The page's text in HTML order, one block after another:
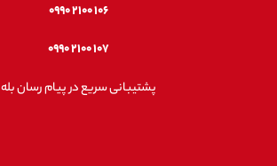
۱۰۶ ۲۱۰۰ ۰۹۹۰
۱۰۷ ۲۱۰۰ ۰۹۹۰
پشتیبانی سریع در پیام رسان بله